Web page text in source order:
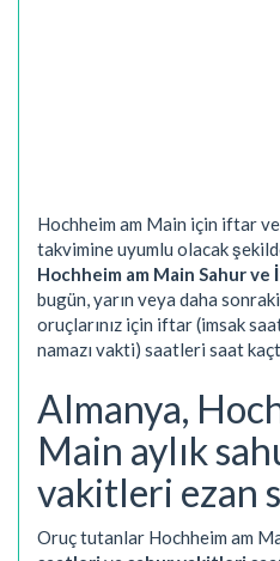
Hochheim am Main için iftar
takvimine uyumlu olacak
Hochheim am Main Sahur
bugün, yarın veya daha
oruçlarınız için iftar (imsak
namazı vakti) saatleri saat
Almanya,
Main aylık
vakitleri ezan
Oruç tutanlar Hochheim am